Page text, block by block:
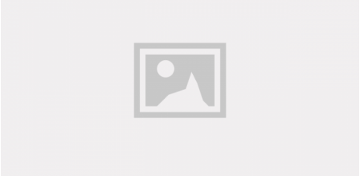
YOUR LIFE